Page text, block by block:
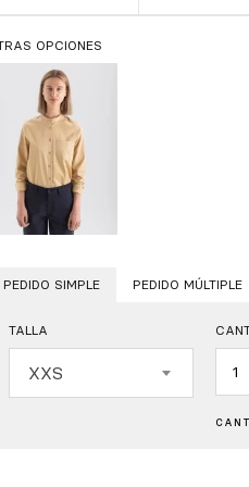
OPCIONES
PEDIDO SIMPLE PEDIDO MÚLTIPLE
TALLA
XXS